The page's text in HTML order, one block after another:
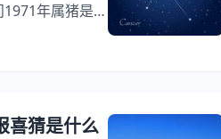
年属猪是什
么回事？其
看71年属猪
什么命年出生
喜猜是什么